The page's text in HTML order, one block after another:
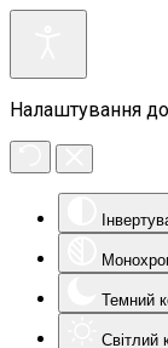
Налаштування
Темний
Світлий